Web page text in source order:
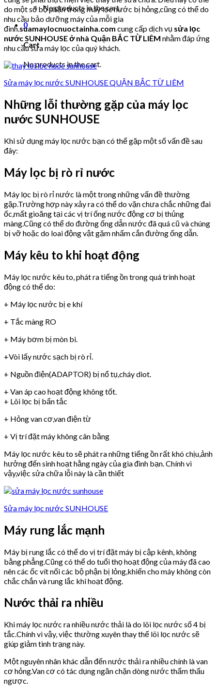
No products in the cart.
0
Cart
No products in the cart.
do một số bộ phận trong máy lọc nước bị hỏng,cũng có thể do
nhu cầu bảo dưỡng máy của mỗi gia
đình.suamaylocnuoctainha.com cung cấp dịch vụ sửa lọc
nước SUNHOUSE ở nhà Quận BẮC TỪ LIÊM nhằm đáp ứng
nhu cầu sửa máy lọc của quý khách.
Sửa máy lọc nước SUNHOUSE QUẬN BẮC TỪ LIÊM
Những lỗi thường gặp của máy lọc
nước SUNHOUSE
Khi sử dụng máy lọc nước bạn có thể gặp một số vấn đề sau
đây:
Máy lọc bị rò rỉ nước
Máy lọc bị rò rỉ nước là một trong những vấn đề thường
gặp.Trường hợp này xảy ra có thể do vặn chưa chắc những đai
ốc,mất gioăng tại các vị trí ống nước động cơ bị thủng
màng.Cũng có thể do đường ống dẫn nước đã quá cũ và chúng
bị vỡ hoặc do loai động vật gặm nhấm cắn đường ống dẫn.
Máy kêu to khi hoạt động
Máy lọc nước kêu to, phát ra tiếng ồn trong quá trình hoạt
động có thể do:
+ Máy lọc nước bị e khí
+ Tắc màng RO
+ Máy bơm bị mòn bi.
+Vòi lấy nước sạch bị rò rỉ.
+ Nguồn điện(ADAPTOR) bị nổ tụ,cháy diot.
+ Van áp cao hoạt động không tốt.
+ Lõi lọc bị bẩn tắc
+ Hỏng van cơ,van điện từ
+ Vị trí đặt máy không cân bằng
Máy lọc nước kêu to sẽ phát ra những tiếng ồn rất khó chịu,ảnh
hưởng đến sinh hoạt hằng ngày của gia đình bạn. Chính vì
vậy,việc sửa chữa lỗi này là cần thiết
Sửa máy lọc nước SUNHOUSE
Máy rung lắc mạnh
Máy bị rung lắc có thể do vị trí đặt máy bị cập kênh, không
bằng phẳng.Cũng có thể do tuổi thọ hoạt động của máy đã cao
nên các ốc vít nối các bộ phận bị lỏng,khiến cho máy không còn
chắc chắn và rung lắc khi hoạt động.
Nước thải ra nhiều
Khi máy lọc nước ra nhiều nước thải là do lõi lọc nước số 4 bị
tắc.Chính vì vậy, việc thường xuyên thay thế lõi lọc nước sẽ
giúp giảm tình trạng này.
Một nguyên nhân khác dẫn đến nước thải ra nhiều chính là van
cơ hỏng.Van cơ có tác dụng ngăn chặn dòng nước thẩm thấu
ngược.